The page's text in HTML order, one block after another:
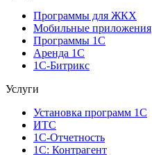
Программы для ЖКХ
Мобильные приложения
Программы 1С
Аренда 1С
1С-Битрикс
Услуги
Установка программ 1С
ИТС
1С-Отчетность
1С: Контрагент